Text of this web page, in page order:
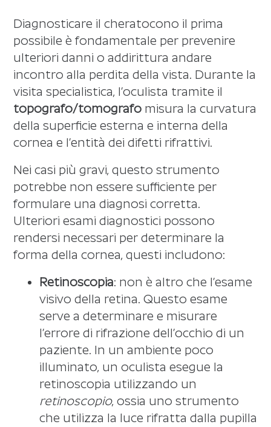
Diagnosticare il cheratocono il prima
possibile è fondamentale per prevenire
ulteriori danni o addirittura andare
incontro alla perdita della vista. Durante la
visita specialistica, l’oculista tramite il
topografo/tomografo misura la curvatura
della superficie esterna e interna della
cornea e l’entità dei difetti rifrattivi.
Nei casi più gravi, questo strumento
potrebbe non essere sufficiente per
formulare una diagnosi corretta.
Ulteriori esami diagnostici possono
rendersi necessari per determinare la
forma della cornea, questi includono:
Retinoscopia: non è altro che l’esame
visivo della retina. Questo esame
serve a determinare e misurare
l’errore di rifrazione dell’occhio di un
paziente. In un ambiente poco
illuminato, un oculista esegue la
retinoscopia utilizzando un
retinoscopio, ossia uno strumento
che utilizza la luce rifratta dalla pupilla